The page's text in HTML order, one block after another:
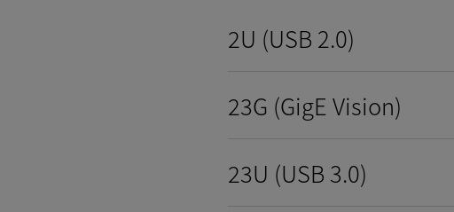
2U (USB 2.0)
23G (GigE Vision)
23U (USB 3.0)